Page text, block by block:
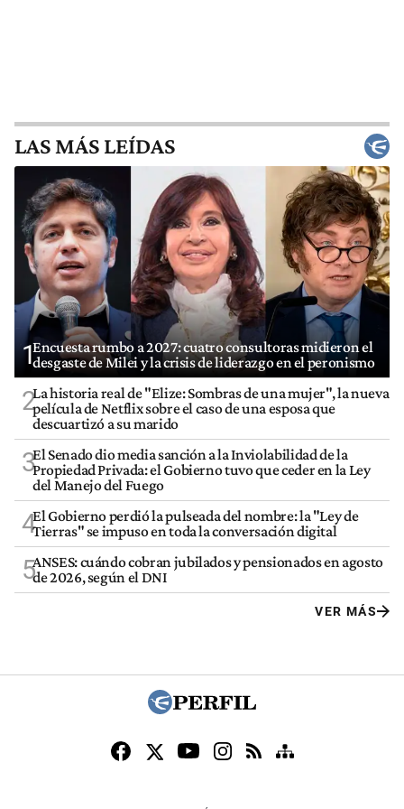
LAS MÁS LEÍDAS
1Encuesta rumbo a 2027: cuatro consultoras midieron el
desgaste de Milei y la crisis de liderazgo en el peronismo
2La historia real de "Elize: Sombras de una mujer", la nueva
película de Netflix sobre el caso de una esposa que
descuartizó a su marido
3El Senado dio media sanción a la Inviolabilidad de la
Propiedad Privada: el Gobierno tuvo que ceder en la Ley
del Manejo del Fuego
4El Gobierno perdió la pulseada del nombre: la "Ley de
Tierras" se impuso en toda la conversación digital
5ANSES: cuándo cobran jubilados y pensionados en agosto
de 2026, según el DNI
VER MÁS